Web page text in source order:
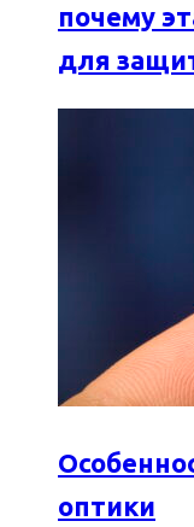
почему
для
оптики